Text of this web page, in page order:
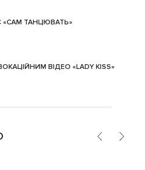
«САМ ТАНЦЮВАТЬ»
ВІДЕО «LADY KISS»